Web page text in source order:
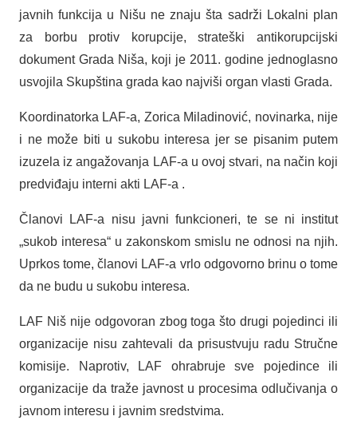
javnih funkcija u Nišu ne znaju šta sadrži Lokalni plan
za borbu protiv korupcije, strateški antikorupcijski
dokument Grada Niša, koji je 2011. godine jednoglasno
usvojila Skupština grada kao najviši organ vlasti Grada.
Koordinatorka LAF-a, Zorica Miladinović, novinarka, nije
i ne može biti u sukobu interesa jer se pisanim putem
izuzela iz angažovanja LAF-a u ovoj stvari, na način koji
predviđaju interni akti LAF-a .
Članovi LAF-a nisu javni funkcioneri, te se ni institut
„sukob interesa“ u zakonskom smislu ne odnosi na njih.
Uprkos tome, članovi LAF-a vrlo odgovorno brinu o tome
da ne budu u sukobu interesa.
LAF Niš nije odgovoran zbog toga što drugi pojedinci ili
organizacije nisu zahtevali da prisustvuju radu Stručne
komisije. Naprotiv, LAF ohrabruje sve pojedince ili
organizacije da traže javnost u procesima odlučivanja o
javnom interesu i javnim sredstvima.